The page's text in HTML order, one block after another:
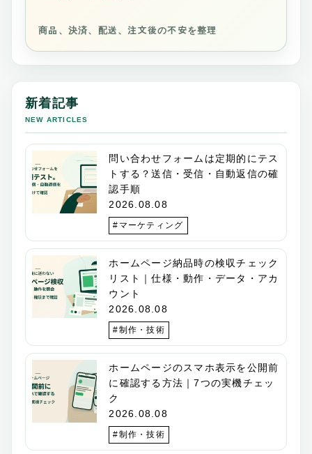
商品、決済、配送、注文後の不安を整理
新着記事
NEW ARTICLES
問い合わせフォームは定期的にテス
トする？送信・受信・自動返信の確
認手順
2026.08.08
#マーケティング
ホームページ納品時の検収チェック
リスト｜仕様・動作・データ・アカ
ウント
2026.08.08
#制作・技術
ホームページのスマホ表示を公開前
に確認する方法｜7つの実機チェッ
ク
2026.08.08
#制作・技術